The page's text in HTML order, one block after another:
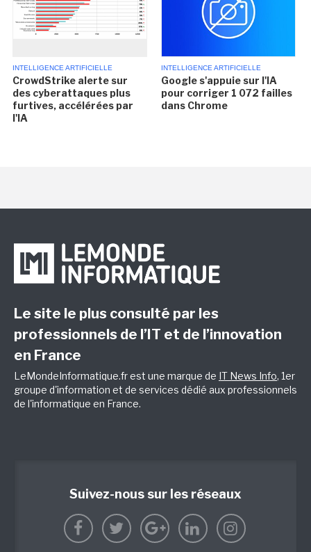
INTELLIGENCE ARTIFICIELLE
CrowdStrike alerte sur
des cyberattaques plus
furtives, accélérées par
l'IA
INTELLIGENCE ARTIFICIELLE
Google s'appuie sur l'IA
pour corriger 1 072 failles
dans Chrome
Le site le plus consulté par les
professionnels de l’IT et de l’innovation
en France
LeMondeInformatique.fr est une marque de IT News Info, 1er
groupe d'information et de services dédié aux professionnels
de l'informatique en France.
Suivez-nous sur les réseaux